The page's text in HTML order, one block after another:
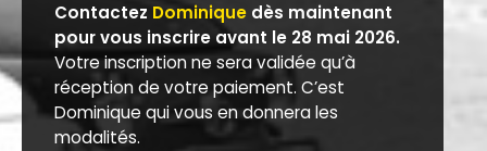
Contactez Dominique dès maintenant
pour vous inscrire avant le 28 mai 2026.
Votre inscription ne sera validée qu’à
réception de votre paiement. C’est
Dominique qui vous en donnera les
modalités.